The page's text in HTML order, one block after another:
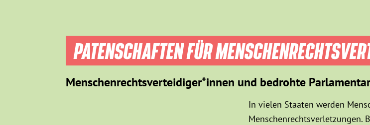
PATENSCHAFTEN FÜR
Menschenrechtsverteidiger*innen und bedrohte
In vielen Staaten werden
Menschenrechtsverletzungen.